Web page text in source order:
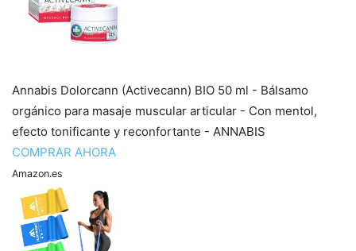
Annabis Dolorcann (Activecann) BIO 50 ml - Bálsamo
orgánico para masaje muscular articular - Con mentol,
efecto tonificante y reconfortante - ANNABIS
COMPRAR AHORA
Amazon.es